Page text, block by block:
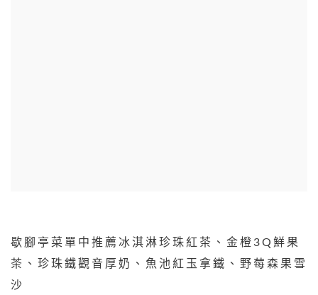
歇腳亭菜單中推薦冰淇淋珍珠紅茶、金橙3Q鮮果
茶、珍珠鐵觀音厚奶、魚池紅玉拿鐵、野莓森果雪
沙